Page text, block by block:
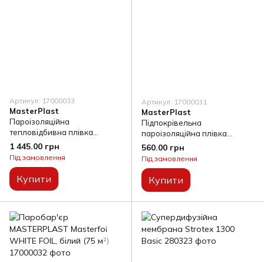
Артикул: 17000033
MasterPlast
Пароізоляційна
тепловідбивна плівка
MASTERFOL SD 100 ALU (75
м²)
1 445.00 грн
Під замовлення
Купити
Артикул: 17000031
MasterPlast
Підпокрівельна
пароізоляційна плівка
Masterfol Foil S (75 м²)
560.00 грн
Під замовлення
Купити